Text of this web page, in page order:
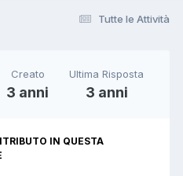
Tutte le Attività
Creato
3 anni
Ultima Risposta
3 anni
IN QUESTA